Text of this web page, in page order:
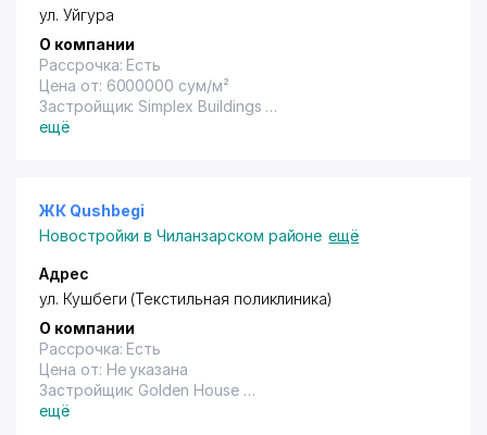
ул. Уйгура
О компании
Рассрочка: Есть
Цена от: 6000000 сум/м²
Застройщик: Simplex Buildings
Год сдачи: Не указана
ещё
ЖК Qushbegi
Новостройки в Чиланзарском районе ещё
Адрес
ул. Кушбеги (Текстильная поликлиника)
О компании
Рассрочка: Есть
Цена от: Не указана
Застройщик: Golden House
Год сдачи: 2020
ещё